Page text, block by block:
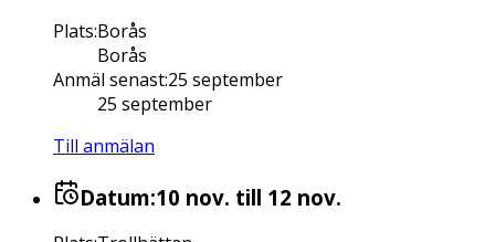
Plats:Borås
Borås
Anmäl senast:25 september
25 september
Till anmälan
Datum:10 nov. till 12 nov.